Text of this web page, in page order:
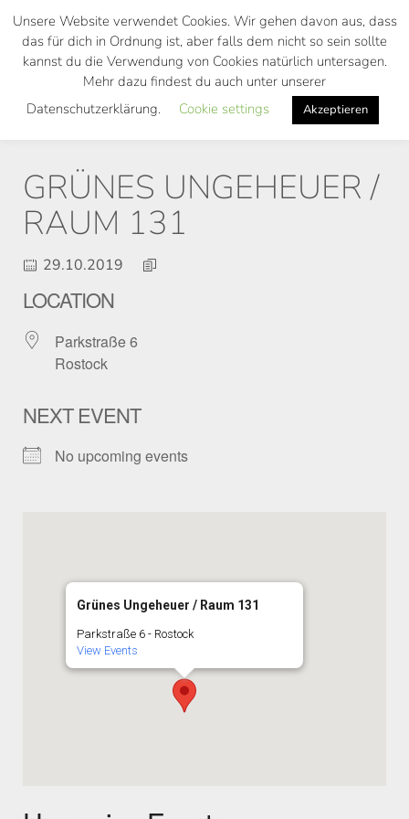
Skip
main
GRÜNES UNGEHEUER /
RAUM 131
29.10.2019
LOCATION
Parkstraße 6
Rostock
NEXT EVENT
No upcoming events
Grünes Ungeheuer / Raum 131
Parkstraße 6 - Rostock
View Events
Unsere Website verwendet Cookies. Wir gehen davon aus, dass
das für dich in Ordnung ist, aber falls dem nicht so sein sollte
kannst du die Verwendung von Cookies natürlich untersagen.
Mehr dazu findest du auch unter unserer
Datenschutzerklärung.
Cookie settings Akzeptieren